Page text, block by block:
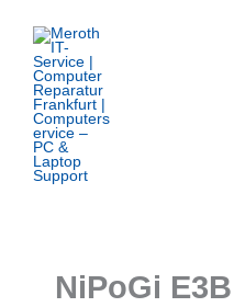
Inhalt
springen
NiPoGi